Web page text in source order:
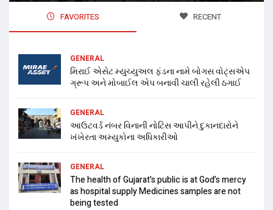
FAVORITES RECENT
GENERAL
મિરાઈ એસેટ મ્યુચ્યુઅલ ફંડના નામે બોગસ વોટ્સએપ
ગ્રૂપ અને મોબાઈલ એપ બનાવી ચાલી રહેલી ઠગાઈ
GENERAL
આઉટવર્ડ નંબર વિનાની નોટિસ આપીને દુકાનદારોને
ખંખેરતા અમ્યુકોના અધિકારીઓ
GENERAL
The health of Gujarat’s public is at God’s mercy
as hospital supply Medicines samples are not
being tested